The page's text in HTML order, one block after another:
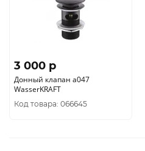
3 000 p
Донный клапан а047
WasserKRAFT
Код товара: 066645